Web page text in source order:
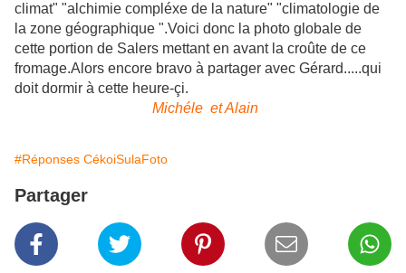
climat" "alchimie compléxe de la nature" "climatologie de
la zone géographique ".Voici donc la photo globale de
cette portion de Salers mettant en avant la croûte de ce
fromage.Alors encore bravo à partager avec Gérard.....qui
doit dormir à cette heure-çi.
Michéle et Alain
#Réponses CékoiSulaFoto
Partager